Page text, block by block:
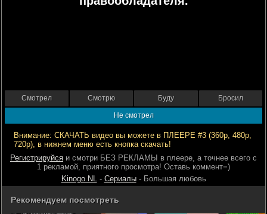
Смотрел Смотрю Буду Бросил
Не смотрел
Внимание: СКАЧАТЬ видео вы можете в ПЛЕЕРЕ #3 (360р, 480р,
720р), в нижнем меню есть кнопка скачать!
Регистрируйся и смотри БЕЗ РЕКЛАМЫ в плеере, а точнее всего с
1 рекламой, приятного просмотра! Оставь коммент=)
Kinogo.NL- Сериалы- Большая любовь
Рекомендуем посмотреть